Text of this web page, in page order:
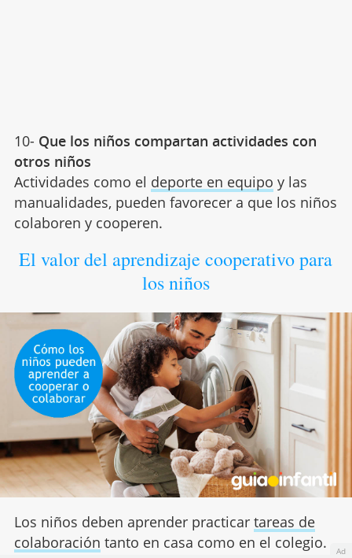
10- Que los niños compartan actividades con
otros niños
Actividades como el deporte en equipo y las
manualidades, pueden favorecer a que los niños
colaboren y cooperen.
El valor del aprendizaje cooperativo para
los niños
Los niños deben aprender practicar tareas de
colaboración tanto en casa como en el colegio.
Ad